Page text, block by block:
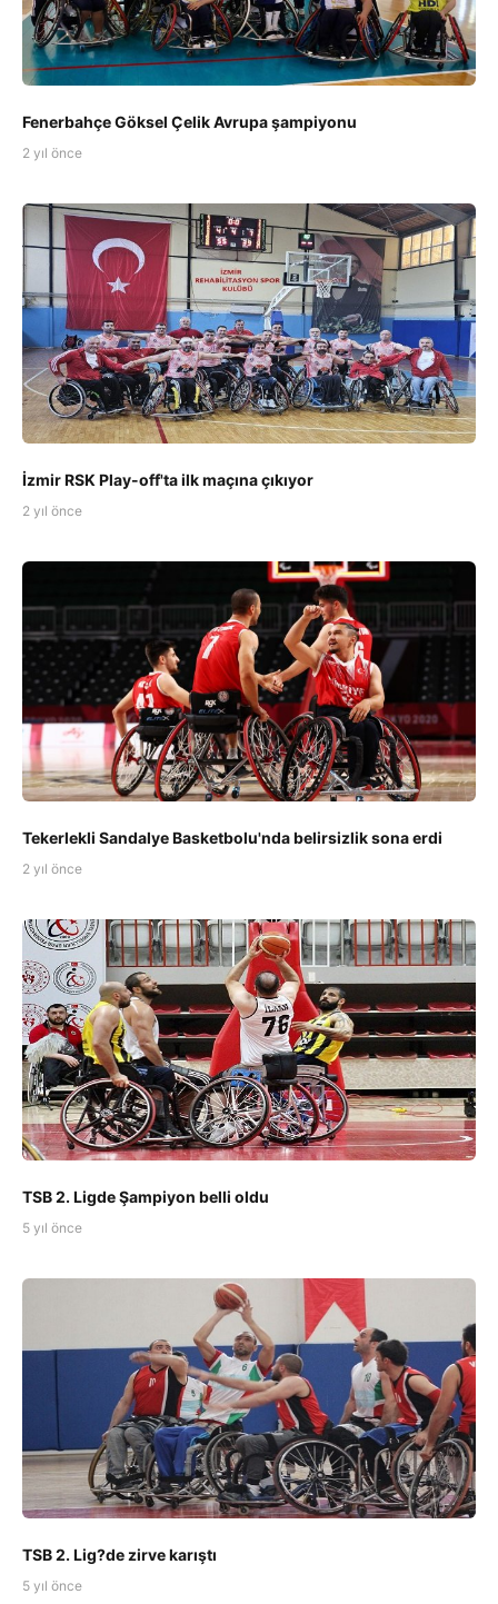
Fenerbahçe Göksel Çelik Avrupa şampiyonu
2 yıl önce
İzmir RSK Play-off'ta ilk maçına çıkıyor
2 yıl önce
Tekerlekli Sandalye Basketbolu'nda belirsizlik sona erdi
2 yıl önce
TSB 2. Ligde Şampiyon belli oldu
5 yıl önce
TSB 2. Lig?de zirve karıştı
5 yıl önce